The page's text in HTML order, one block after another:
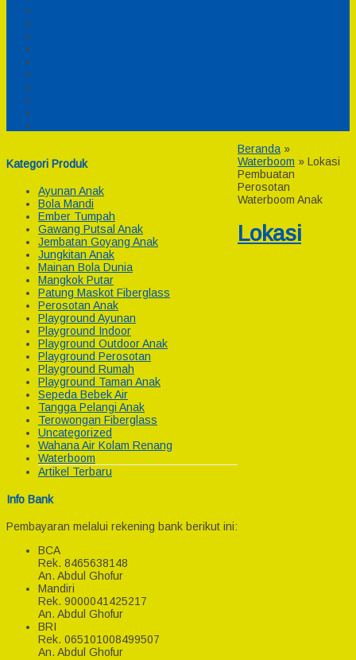
Kategori Produk
Ayunan Anak
Bola Mandi
Ember Tumpah
Gawang Putsal Anak
Jembatan Goyang Anak
Jungkitan Anak
Mainan Bola Dunia
Mangkok Putar
Patung Maskot Fiberglass
Perosotan Anak
Playground Ayunan
Playground Indoor
Playground Outdoor Anak
Playground Perosotan
Playground Rumah
Playground Taman Anak
Sepeda Bebek Air
Tangga Pelangi Anak
Terowongan Fiberglass
Uncategorized
Wahana Air Kolam Renang
Waterboom
Artikel Terbaru
Info Bank
Pembayaran melalui rekening bank berikut ini:
BCA
Rek. 8465638148
An. Abdul Ghofur
Mandiri
Rek. 9000041425217
An. Abdul Ghofur
BRI
Rek. 065101008499507
An. Abdul Ghofur
Beranda »
Waterboom » Lokasi
Pembuatan
Perosotan
Waterboom Anak
Lokasi